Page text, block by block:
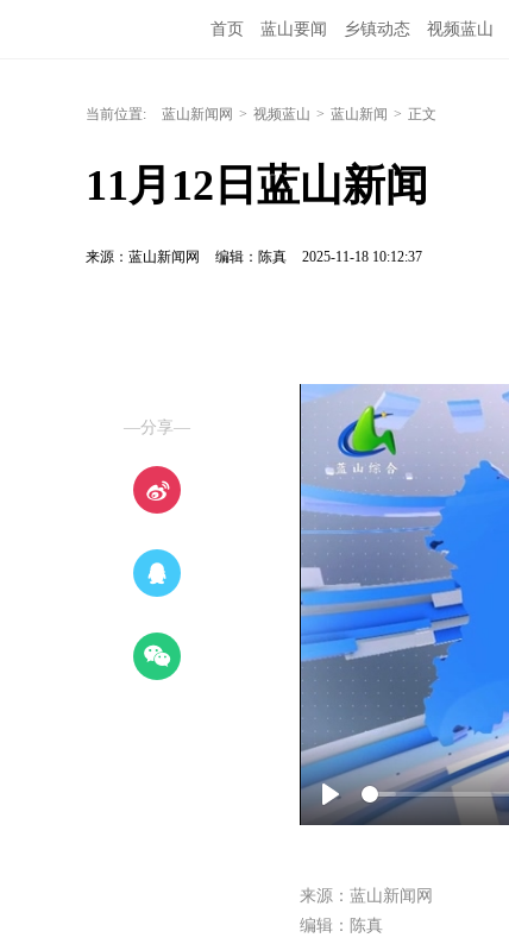
首页 蓝山要闻 乡镇动态 视频蓝山
当前位置: 蓝山新闻网 > 视频蓝山 > 蓝山新闻 > 正文
11月12日蓝山新闻
来源：蓝山新闻网 编辑：陈真 2025-11-18 10:12:37
—分享—
Play
来源：蓝山新闻网
编辑：陈真